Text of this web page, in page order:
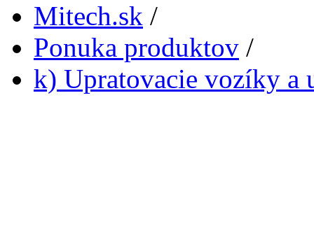
Mitech.sk /
Ponuka produktov /
k) Upratovacie vozíky a